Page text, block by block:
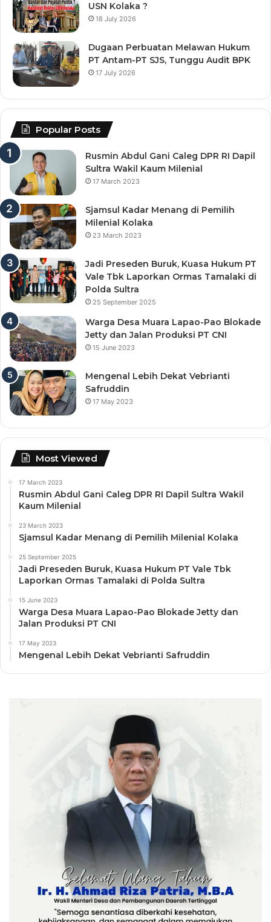
USN Kolaka ?
18 July 2026
Dugaan Perbuatan Melawan Hukum
PT Antam-PT SJS, Tunggu Audit BPK
17 July 2026
Popular Posts
Rusmin Abdul Gani Caleg DPR RI Dapil
Sultra Wakil Kaum Milenial
17 March 2023
Sjamsul Kadar Menang di Pemilih
Milenial Kolaka
23 March 2023
Jadi Preseden Buruk, Kuasa Hukum PT
Vale Tbk Laporkan Ormas Tamalaki di
Polda Sultra
25 September 2025
Warga Desa Muara Lapao-Pao Blokade
Jetty dan Jalan Produksi PT CNI
15 June 2023
Mengenal Lebih Dekat Vebrianti
Safruddin
17 May 2023
Most Viewed
17 March 2023
Rusmin Abdul Gani Caleg DPR RI Dapil Sultra Wakil
Kaum Milenial
23 March 2023
Sjamsul Kadar Menang di Pemilih Milenial Kolaka
25 September 2025
Jadi Preseden Buruk, Kuasa Hukum PT Vale Tbk
Laporkan Ormas Tamalaki di Polda Sultra
15 June 2023
Warga Desa Muara Lapao-Pao Blokade Jetty dan
Jalan Produksi PT CNI
17 May 2023
Mengenal Lebih Dekat Vebrianti Safruddin